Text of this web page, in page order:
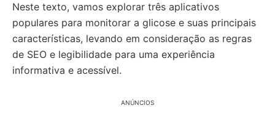
Neste texto, vamos explorar três aplicativos
populares para monitorar a glicose e suas principais
características, levando em consideração as regras
de SEO e legibilidade para uma experiência
informativa e acessível.
ANÚNCIOS